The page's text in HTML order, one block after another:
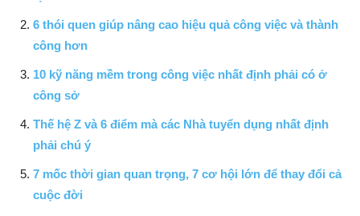
6 thói quen giúp nâng cao hiệu quả công việc và thành
công hơn
10 kỹ năng mềm trong công việc nhất định phải có ở
công sở
Thế hệ Z và 6 điểm mà các Nhà tuyển dụng nhất định
phải chú ý
7 mốc thời gian quan trọng, 7 cơ hội lớn để thay đổi cả
cuộc đời